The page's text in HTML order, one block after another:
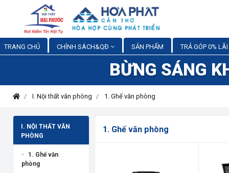
TRANG CHỦ CHÍNH SÁCH&QĐ SẢN PHẨM TRẢ GÓP 0% LÃI
BỪNG SÁNG
I. Nội thất văn phòng 1. Ghế văn phòng
I. NỘI THẤT VĂN
PHÒNG
1. Ghế văn
phòng
1. Ghế văn phòng